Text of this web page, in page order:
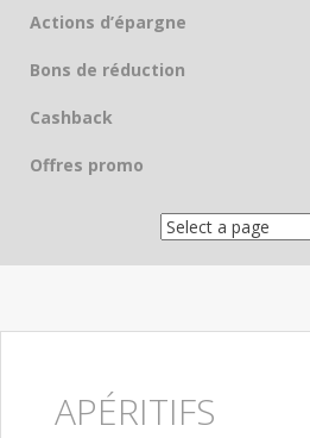
Skip to content
Actions d’épargne
Bons de réduction
Cashback
Offres promo
APÉRITIFS